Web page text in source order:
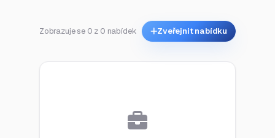
Zobrazuje se 0 z 0 nabídek Zveřejnit nabídku